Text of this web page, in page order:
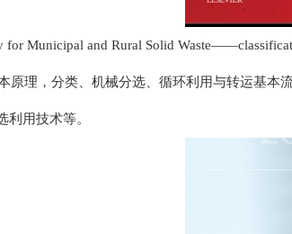
for Municipal and Rural Solid
原理，分类、机械分选、循环利用与转运基本
利用技术等。